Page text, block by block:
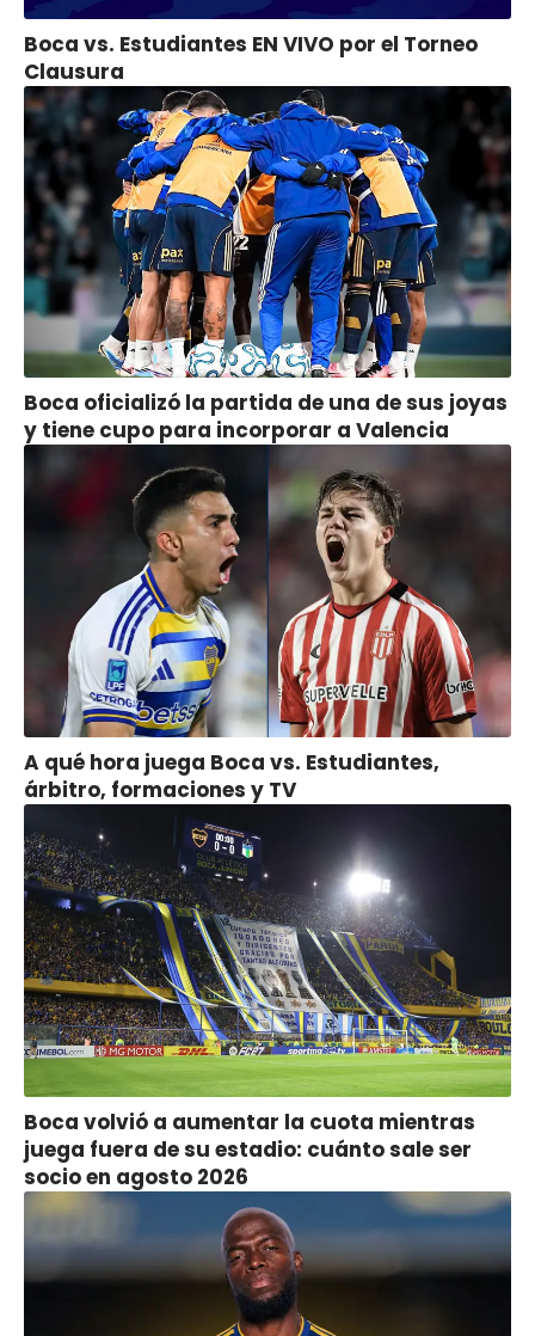
Boca vs. Estudiantes EN VIVO por el Torneo
Clausura
Boca oficializó la partida de una de sus joyas
y tiene cupo para incorporar a Valencia
A qué hora juega Boca vs. Estudiantes,
árbitro, formaciones y TV
Boca volvió a aumentar la cuota mientras
juega fuera de su estadio: cuánto sale ser
socio en agosto 2026